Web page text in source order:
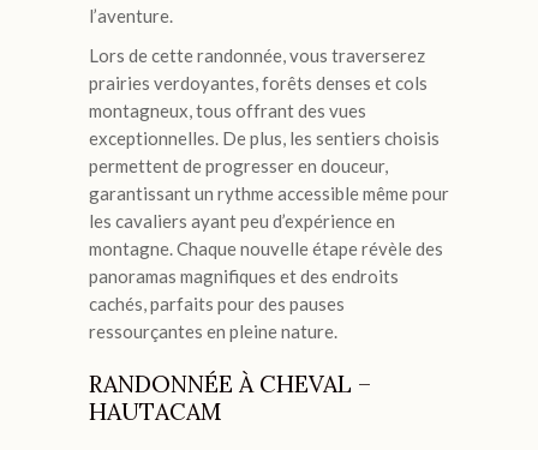
l’aventure.
Lors de cette randonnée, vous traverserez
prairies verdoyantes, forêts denses et cols
montagneux, tous offrant des vues
exceptionnelles. De plus, les sentiers choisis
permettent de progresser en douceur,
garantissant un rythme accessible même pour
les cavaliers ayant peu d’expérience en
montagne. Chaque nouvelle étape révèle des
panoramas magnifiques et des endroits
cachés, parfaits pour des pauses
ressourçantes en pleine nature.
RANDONNÉE À CHEVAL –
HAUTACAM